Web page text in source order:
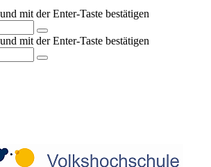
mit der Enter-Taste bestätigen
mit der Enter-Taste bestätigen